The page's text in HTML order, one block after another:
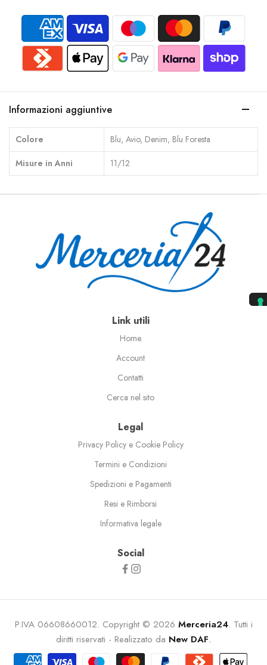
Informazioni aggiuntive
Colore
Blu, Avio, Denim, Blu Foresta
Misure in Anni
11/12
Link utili
Home
Account
Contatti
Cerca nel sito
Legal
Privacy Policy e Cookie Policy
Termini e Condizioni
Spedizioni e Pagamenti
Resi e Rimborsi
Informativa legale
Social
P.IVA 06608660012. Copyright © 2026 Merceria24. Tutti i
diritti riservati - Realizzato da New DAF.